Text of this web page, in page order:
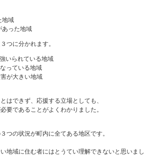
地域
った地域
つに分かれます。
いられている地域
っている地域
が大きい地域
はできず、応援する立場としても、
要であることがよくわかりました。
つの状況が町内に全てある地区です。
地域に住む者にはとうてい理解できないと思いまし